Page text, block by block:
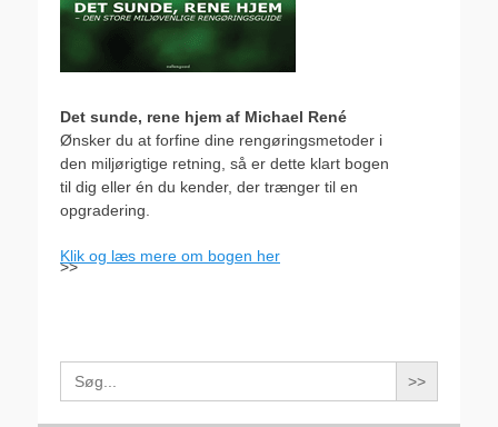
Det sunde, rene hjem af Michael René
Ønsker du at forfine dine rengøringsmetoder i
den miljørigtige retning, så er dette klart bogen
til dig eller én du kender, der trænger til en
opgradering.
Klik og læs mere om bogen her
>>
Search
for: